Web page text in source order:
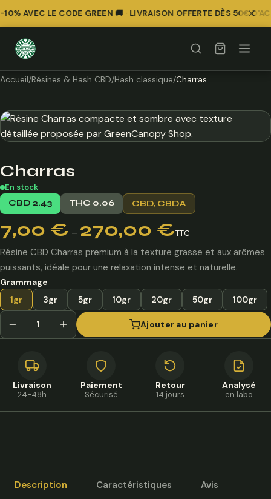
AVEC LE CODE GREEN 🚚 · LIVRAISON OFFERTE DÈS 50€
Accueil/Résines & Hash CBD/Hash classique/Charras
Charras
En stock
CBD 2.43
THC 0.06 CBD, CBDA
7,00 € – 270,00 €
de
prix :
7,00 €
à
270,00 €
TTC
Résine CBD Charras premium à la texture grasse et aux arômes
puissants, idéale pour une relaxation intense et naturelle.
Grammage
1gr
3gr 5gr 10gr 20gr 50gr 100gr
Ajouter au panier
Livraison
24-48h
Paiement
Sécurisé
Retour
14 jours
Analysé
en labo
Description Caractéristiques Avis